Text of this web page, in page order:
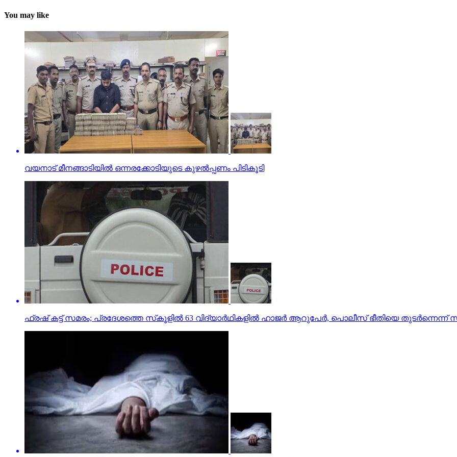
You may like
വയനാട് മീനങ്ങാടിയില്‍ ഒന്നരക്കോടിയുടെ കുഴല്‍പ്പണം പിടികൂടി
ഫ്രഷ് കട്ട് സമരം; പ്രദേശത്തെ സ്‌കൂളില്‍ 63 വിദ്യാര്‍ഥികളില്‍ ഹാജര്‍ ആറുപേര്‍, പൊലീസ് ഭീതിയെ